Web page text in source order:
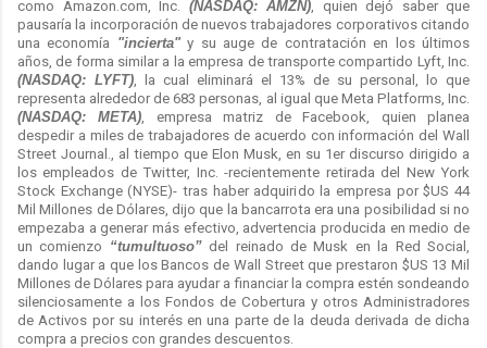
como Amazon.com, Inc. (NASDAQ: AMZN) , quien dejó saber que
pausaría la incorporación de nuevos trabajadores corporativos citando
una economía "incierta"y su auge de contratación en los últimos
años, de forma similar a la empresa de transporte compartido Lyft, Inc.
(NASDAQ: LYFT) , la cual eliminará el 13% de su personal, lo que
representa alrededor de 683 personas, al igual que Meta Platforms, Inc.
(NASDAQ: META) , empresa matriz de Facebook, quien planea
despedir a miles de trabajadores de acuerdo con información del Wall
Street Journal., al tiempo que Elon Musk, en su 1er discurso dirigido a
los empleados de Twitter, Inc. -recientemente retirada del New York
Stock Exchange (NYSE)- tras haber adquirido la empresa por $US 44
Mil Millones de Dólares, dijo que la bancarrota era una posibilidad si no
empezaba a generar más efectivo, advertencia producida en medio de
un comienzo “tumultuoso”del reinado de Musk en la Red Social,
dando lugar a que los Bancos de Wall Street que prestaron $US 13 Mil
Millones de Dólares para ayudar a financiar la compra estén sondeando
silenciosamente a los Fondos de Cobertura y otros Administradores
de Activos por su interés en una parte de la deuda derivada de dicha
compra a precios con grandes descuentos.